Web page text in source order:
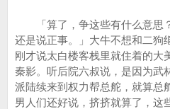
「算了，争这些有什么意思？
还是说正事。」大牛不想和二狗
刚才说太白楼客栈里就住着的大
秦影。听后院六叔说，是因为武
派陆续来到权力帮总舵，就算总
男人们还好说，挤挤就算了，这